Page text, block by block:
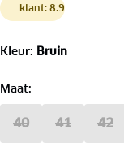
klant: 8.9
Kleur: Bruin
Maat:
40 41 42